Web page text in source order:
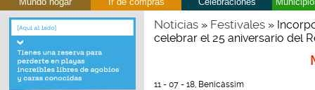
Noticias» Festivales»
celebrar el 25 aniversario del
11 - 07 - 18, Benicàssim